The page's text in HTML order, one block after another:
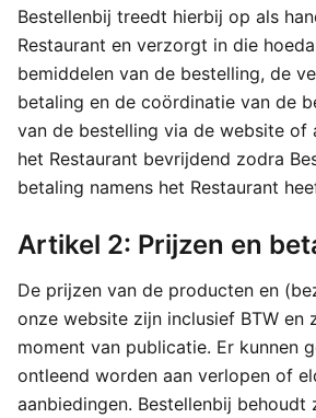
Bestellenbij treedt hierbij op als
Restaurant en verzorgt in die
bemiddelen van de bestelling, de
betaling en de coördinatie van de
van de bestelling via de website of
het Restaurant bevrijdend zodra
betaling namens het Restaurant
Artikel 2: Prijzen en
De prijzen van de producten en
onze website zijn inclusief BTW en
moment van publicatie. Er kunnen
ontleend worden aan verlopen of
aanbiedingen. Bestellenbij